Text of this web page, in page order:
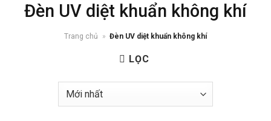
Đèn UV diệt khuẩn không khí
Trang chủ » Đèn UV diệt khuẩn không khí
LỌC